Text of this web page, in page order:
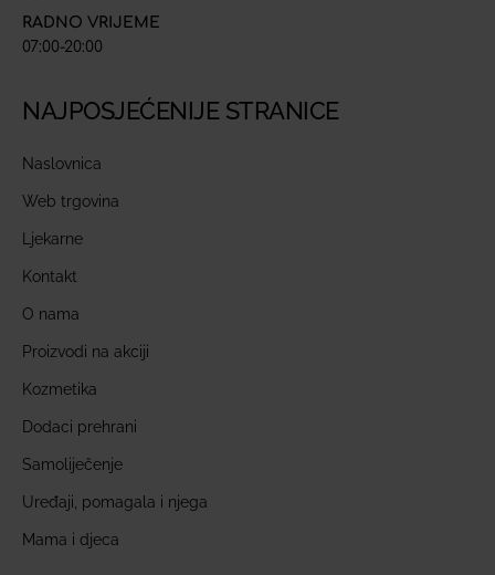
RADNO VRIJEME
07:00-20:00
NAJPOSJEĆENIJE STRANICE
Naslovnica
Web trgovina
Ljekarne
Kontakt
O nama
Proizvodi na akciji
Kozmetika
Dodaci prehrani
Samoliječenje
Uređaji, pomagala i njega
Mama i djeca